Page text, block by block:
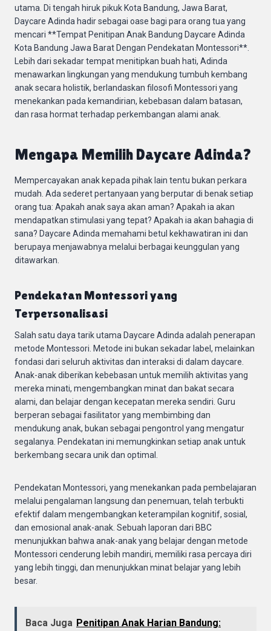
utama. Di tengah hiruk pikuk Kota Bandung, Jawa Barat,
Daycare Adinda hadir sebagai oase bagi para orang tua yang
mencari **Tempat Penitipan Anak Bandung Daycare Adinda
Kota Bandung Jawa Barat Dengan Pendekatan Montessori**.
Lebih dari sekadar tempat menitipkan buah hati, Adinda
menawarkan lingkungan yang mendukung tumbuh kembang
anak secara holistik, berlandaskan filosofi Montessori yang
menekankan pada kemandirian, kebebasan dalam batasan,
dan rasa hormat terhadap perkembangan alami anak.
Mengapa Memilih Daycare Adinda?
Mempercayakan anak kepada pihak lain tentu bukan perkara
mudah. Ada sederet pertanyaan yang berputar di benak setiap
orang tua: Apakah anak saya akan aman? Apakah ia akan
mendapatkan stimulasi yang tepat? Apakah ia akan bahagia di
sana? Daycare Adinda memahami betul kekhawatiran ini dan
berupaya menjawabnya melalui berbagai keunggulan yang
ditawarkan.
Pendekatan Montessori yang
Terpersonalisasi
Salah satu daya tarik utama Daycare Adinda adalah penerapan
metode Montessori. Metode ini bukan sekadar label, melainkan
fondasi dari seluruh aktivitas dan interaksi di dalam daycare.
Anak-anak diberikan kebebasan untuk memilih aktivitas yang
mereka minati, mengembangkan minat dan bakat secara
alami, dan belajar dengan kecepatan mereka sendiri. Guru
berperan sebagai fasilitator yang membimbing dan
mendukung anak, bukan sebagai pengontrol yang mengatur
segalanya. Pendekatan ini memungkinkan setiap anak untuk
berkembang secara unik dan optimal.
Pendekatan Montessori, yang menekankan pada pembelajaran
melalui pengalaman langsung dan penemuan, telah terbukti
efektif dalam mengembangkan keterampilan kognitif, sosial,
dan emosional anak-anak. Sebuah laporan dari BBC
menunjukkan bahwa anak-anak yang belajar dengan metode
Montessori cenderung lebih mandiri, memiliki rasa percaya diri
yang lebih tinggi, dan menunjukkan minat belajar yang lebih
besar.
Baca Juga Penitipan Anak Harian Bandung: